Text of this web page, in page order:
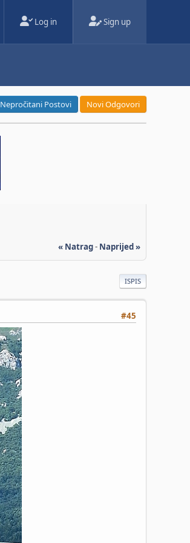
Log in Sign up
Nepročitani Postovi Novi Odgovori
« Natrag- Naprijed »
ISPIS
#45